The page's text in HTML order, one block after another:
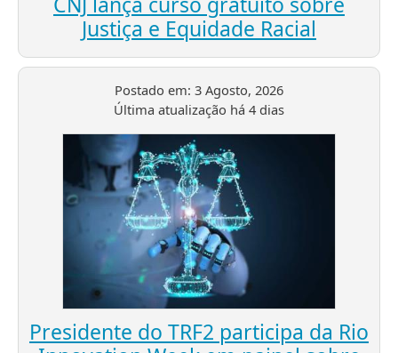
Justiça e Equidade Racial
Postado em: 3 Agosto, 2026
Última atualização há 4 dias
Presidente do TRF2 participa da Rio